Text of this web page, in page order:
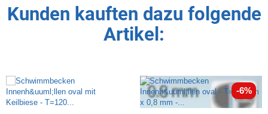
Kunden kauften dazu folgende
Artikel:
-6%